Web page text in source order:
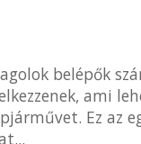
belépők
ami
Ez az